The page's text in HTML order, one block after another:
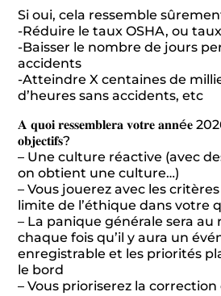
Si oui, cela ressemble
-Réduire le taux OSHA, ou
-Baisser le nombre de jours
accidents
-Atteindre X centaines de
d’heures sans accidents, etc
𝐀 𝐪𝐮𝐨𝐢 𝐫𝐞𝐬𝐬𝐞𝐦𝐛𝐥𝐞𝐫𝐚 𝐯𝐨𝐭𝐫𝐞 𝐚𝐧𝐧é𝐞
𝐨𝐛𝐣𝐞𝐜𝐭𝐢𝐟𝐬?
– Une culture réactive (avec
on obtient une culture…)
– Vous jouerez avec les
limite de l’éthique dans votre
– La panique générale sera au
chaque fois qu’il y aura un
enregistrable et les priorités
le bord
– Vous prioriserez la